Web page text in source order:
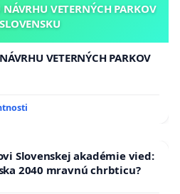
VETERNÝCH PARKOV
VETERNÝCH PARKOV
Slovenskej akadémie vied:
2040 mravnú chrbticu?